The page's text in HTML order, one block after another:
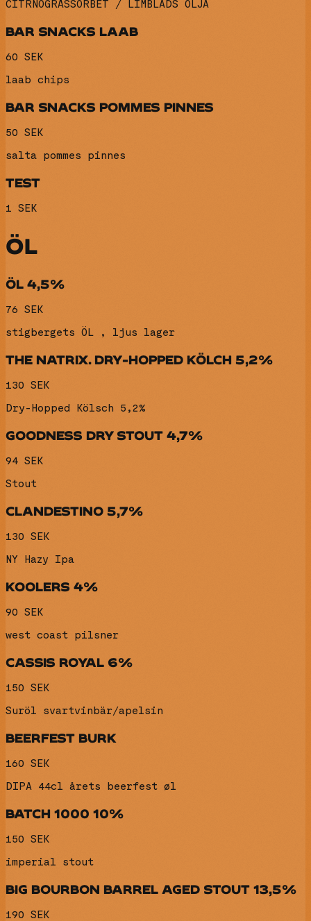
CITRNOGRÄSSORBET / LIMBLADS OLJA
BAR SNACKS LAAB
60 SEK
laab chips
BAR SNACKS POMMES PINNES
50 SEK
salta pommes pinnes
TEST
1 SEK
ÖL
ÖL 4,5%
76 SEK
stigbergets ÖL , ljus lager
THE NATRIX. DRY-HOPPED KÖLCH 5,2%
130 SEK
Dry-Hopped Kölsch 5,2%
GOODNESS DRY STOUT 4,7%
94 SEK
Stout
CLANDESTINO 5,7%
130 SEK
NY Hazy Ipa
KOOLERS 4%
90 SEK
west coast pilsner
CASSIS ROYAL 6%
150 SEK
Suröl svartvinbär/apelsin
BEERFEST BURK
160 SEK
DIPA 44cl årets beerfest øl
BATCH 1000 10%
150 SEK
imperial stout
BIG BOURBON BARREL AGED STOUT 13,5%
190 SEK